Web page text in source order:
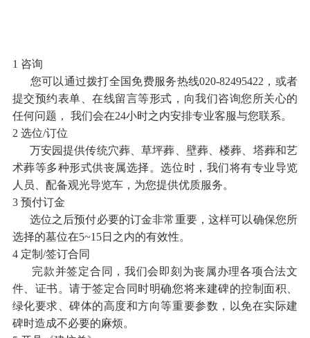
1 咨询
您可以通过拨打全国免费服务热线020-82495422，或者
提交预约表单、在线留言等形式，向我们咨询您所关心的
任何问题， 我们会在24小时之内安排专业客服与您联系。
2 选位/订位
万安园提供传统穴葬、草坪葬、壁葬、楼葬、塔葬和艺
术葬等多种形式供丧属选择。选位时，我们将有专业导览
人员、配备观光导览车，为您提供优质服务。
3 预付订金
选位之后预付必要的订金非常重要，这样可以确保您所
选择的墓位在5~15日之内的有效性。
4 定制/签订合同
完款并签定合同，我们会即刻为丧属办理各项合法文
件、证书。请于签定合同时明确您将来建碑的控制面积、
绿化要求、碑体的高度和方向等重要参数，以免在实际建
碑时造成不必要的麻烦。